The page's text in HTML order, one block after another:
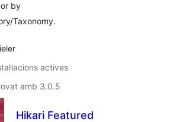
by
Taxonomy.
actives
amb 3.0.5
Hikari Featured